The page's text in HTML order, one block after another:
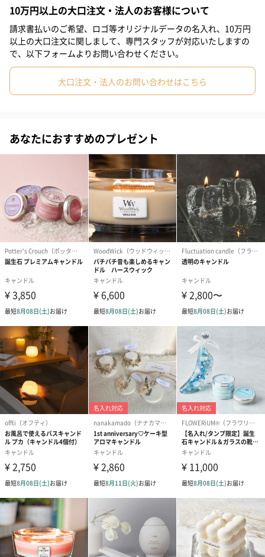
ダンボール装飾（ひま
わり）（720円）
ダンボール装飾（チュ
ーリップ）（720円）
ダンボール装
ト）（580円）
お渡し用の紙袋です。
あり（280円）
メッセージカード（通常・写真・グリーティング）
ードを同梱します。
メッセージカードや封筒のデザインは一部変更する場合がありま
す。
写真付きメッセージカ
ード（680円）
写真付きメッセージカ
ード（Thank you）ピ
ンク（680円）
【誕生日】
Birthday ホワ
刷なし）（
ラッピング
ギフトラッピングを施してお届けいたします。
10万円以上の大口注文・法人のお客様について
請求書払いのご希望、ロゴ等オリジナルデータの名入れ、10万円
以上の大口注文に関しまして、専門スタッフが対応いたしますの
で、以下フォームよりお問い合わせください。
大口注文・法人のお問い合わせはこちら
あなたにおすすめのプレゼント